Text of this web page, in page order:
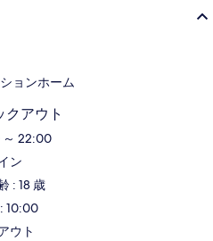
ョンホーム
アウト
～ 22:00
ン
: 18 歳
10:00
ウト